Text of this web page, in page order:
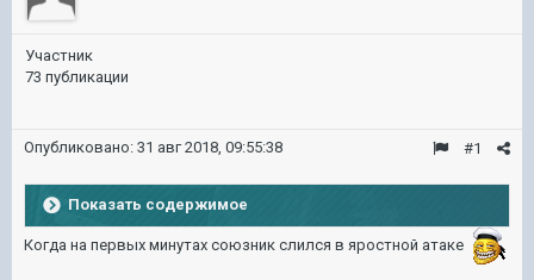
Участник
73 публикации
#1
Опубликовано: 31 авг 2018, 09:55:38
Показать содержимое
Когда на первых минутах союзник слился в яростной атаке